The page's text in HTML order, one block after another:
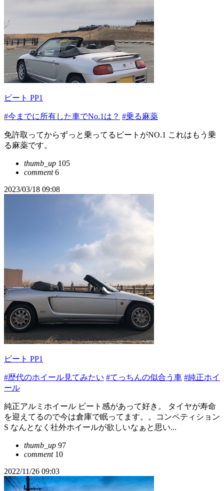
ビート PP1
#今までに所有した車でNo.1は？ #乗る麻薬
免許取ってからずっと乗ってるビートがNO.1 これはもう乗
る麻薬です。
thumb_up 105
comment6
2023/03/18 09:08
ビート PP1
#歴代のホイール見てみたい #てっちんの似合う車 #純正ホイ
ール
純正アルミホイール ビート感があって好き。 タイヤが寿命
を迎えてるので今は倉庫で眠ってます。。コンペティション
S なんとなく社外ホイールが欲しいなぁと思い...
thumb_up 97
comment10
2022/11/26 09:03